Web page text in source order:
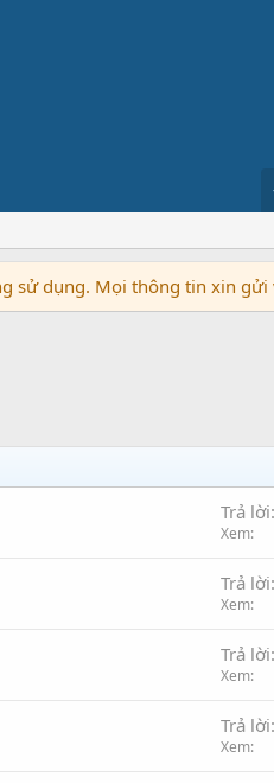
sử dụng. Mọi thông tin xin
Trả lời
Xem
Trả lời
Xem
Trả lời
Xem
Trả lời
Xem